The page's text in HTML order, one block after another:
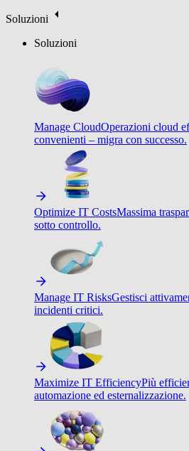
Soluzioni
Soluzioni
Manage CloudOperazioni cloud
convenienti – migra con successo.
Optimize IT CostsMassima
sotto controllo.
Manage IT RisksGestisci
incidenti critici.
Maximize IT EfficiencyPiù
automazione ed esternalizzazione.